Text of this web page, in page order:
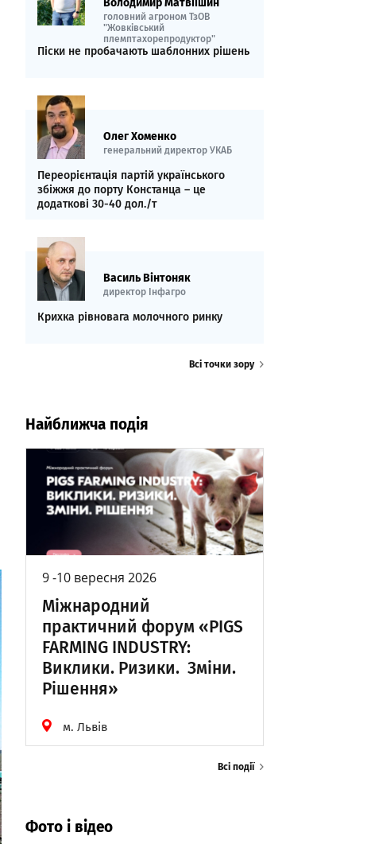
Володимир Матвіїшин
головний агроном ТзОВ
"Жовківський
племптахорепродуктор"
Піски не пробачають шаблонних рішень
Олег Хоменко
генеральний директор УКАБ
Переорієнтація партій українського
збіжжя до порту Констанца – це
додаткові 30-40 дол./т
Василь Вінтоняк
директор Інфагро
Крихка рівновага молочного ринку
Всі точки зору
Найближча подія
9 -10 вересня 2026
Міжнародний
практичний форум «PIGS
FARMING INDUSTRY:
Виклики. Ризики. Зміни.
Рішення»
м. Львів
Всі події
Фото і відео